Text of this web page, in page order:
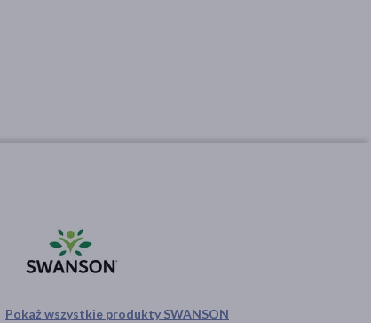
Pokaż wszystkie produkty SWANSON